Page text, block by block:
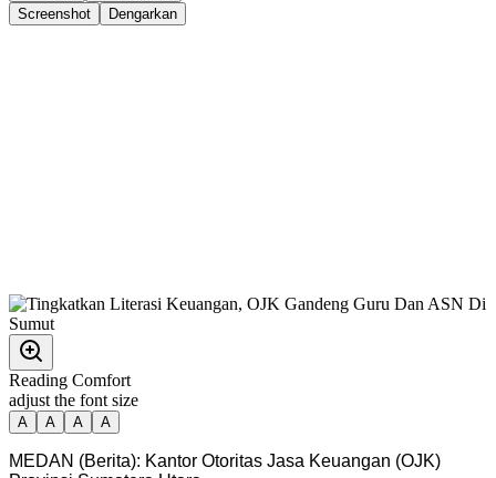
Screenshot
Dengarkan
Reading Comfort
adjust the font size
A A A A
MEDAN (Berita): Kantor Otoritas Jasa Keuangan (OJK)